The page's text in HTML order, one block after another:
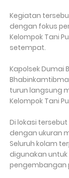
Kegiatan
dengan fokus
Kelompok Tani
setempat.
Kapolsek Dumai
turun langsung
Kelompok Tani
Di lokasi
dengan ukuran
Seluruh kolam
digunakan
pengembangan